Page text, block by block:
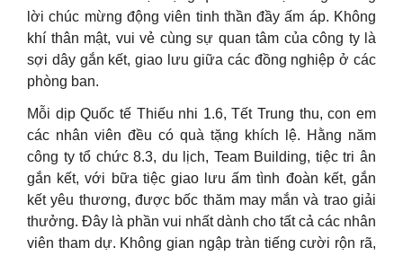
lời chúc mừng động viên tinh thần đầy ấm áp. Không
khí thân mật, vui vẻ cùng sự quan tâm của công ty là
sợi dây gắn kết, giao lưu giữa các đồng nghiệp ở các
phòng ban.
Mỗi dịp Quốc tế Thiếu nhi 1.6, Tết Trung thu, con em
các nhân viên đều có quà tặng khích lệ. Hằng năm
công ty tổ chức 8.3, du lịch, Team Building, tiệc tri ân
gắn kết, với bữa tiệc giao lưu ấm tình đoàn kết, gắn
kết yêu thương, được bốc thăm may mắn và trao giải
thưởng. Đây là phần vui nhất dành cho tất cả các nhân
viên tham dự. Không gian ngập tràn tiếng cười rộn rã,